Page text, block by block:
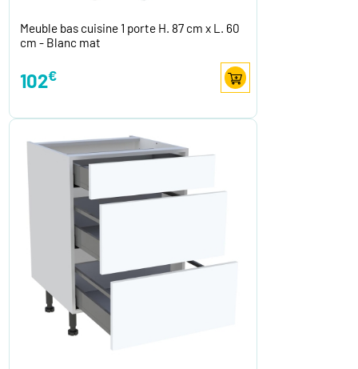
Meuble bas cuisine 1 porte H. 87 cm x L. 60
cm - Blanc mat
102€